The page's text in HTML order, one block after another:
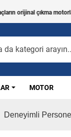
orijinal çıkma
MOTOR
Deneyimli Personel